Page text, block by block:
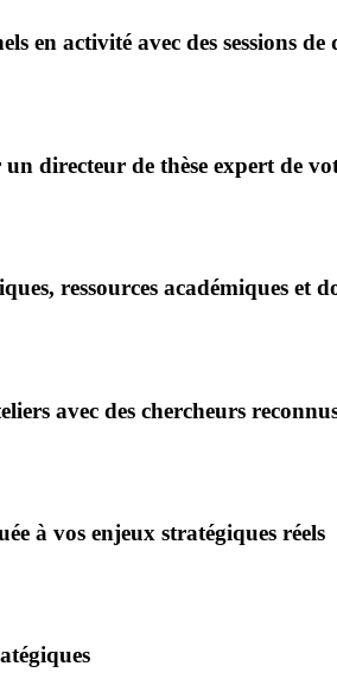
en activité avec des sessions de
directeur de thèse expert de
ressources académiques et
avec des chercheurs
à vos enjeux stratégiques réels